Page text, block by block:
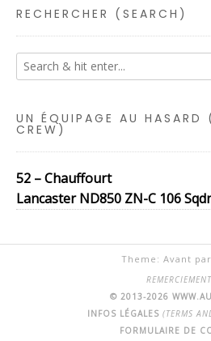
RECHERCHER (SEARCH)
UN ÉQUIPAGE AU HASARD
CREW)
52 – Chauffourt
Lancaster ND850 ZN-C 106
Theme: Avant par
© 2013-2026
INFOS LÉGALES (TERMS
FORMULAIRE DE